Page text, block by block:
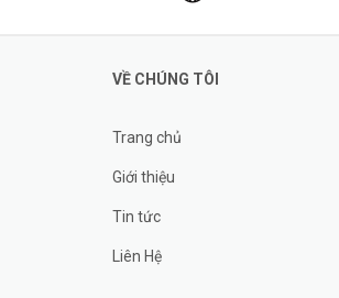
VỀ CHÚNG TÔI
Trang chủ
Giới thiệu
Tin tức
Liên Hệ